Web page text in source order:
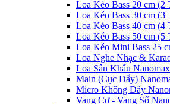
Loa Kéo Bass 20 cm (2
Loa Kéo Bass 30 cm (3
Loa Kéo Bass 40 cm (4
Loa Kéo Bass 50 cm (5
Loa Kéo Mini Bass 25
Loa Nghe Nhạc &
Loa Sân Khấu Nanomax
Main (Cục Đẩy)
Micro Không Dây
Vang Cơ - Vang Số